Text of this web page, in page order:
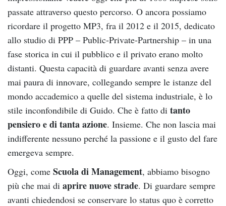
passate attraverso questo percorso. O ancora possiamo
ricordare il progetto MP3, fra il 2012 e il 2015, dedicato
allo studio di PPP – Public-Private-Partnership – in una
fase storica in cui il pubblico e il privato erano molto
distanti. Questa capacità di guardare avanti senza avere
mai paura di innovare, collegando sempre le istanze del
mondo accademico a quelle del sistema industriale, è lo
stile inconfondibile di Guido. Che è fatto di tanto
pensiero e di tanta azione. Insieme. Che non lascia mai
indifferente nessuno perché la passione e il gusto del fare
emergeva sempre.
Oggi, come Scuola di Management, abbiamo bisogno
più che mai di aprire nuove strade. Di guardare sempre
avanti chiedendosi se conservare lo status quo è corretto